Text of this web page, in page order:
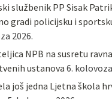
službenik PP Sisak
gradi policijsku i
2026.
NPB na susretu
ustanova6.
još jedna Ljetna škola